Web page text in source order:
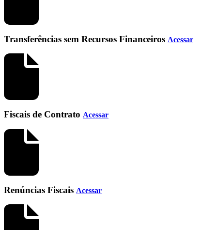
Transferências sem Recursos Financeiros Acessar
Fiscais de Contrato Acessar
Renúncias Fiscais Acessar